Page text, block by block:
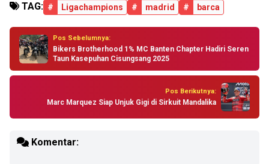
TAG: # Ligachampions # madrid # barca
Pos Sebelumnya:
Bikers Brotherhood 1% MC Banten Chapter Hadiri Seren
Taun Kasepuhan Cisungsang 2025
Pos Berikutnya:
Marc Marquez Siap Unjuk Gigi di Sirkuit Mandalika
Komentar: